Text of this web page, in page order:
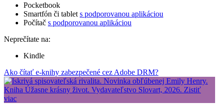
Pocketbook
Smartfón či tablet s podporovanou aplikáciou
Počítač s podporovanou aplikáciou
Neprečítate na:
Kindle
Ako čítať e-knihy zabezpečené cez Adobe DRM?